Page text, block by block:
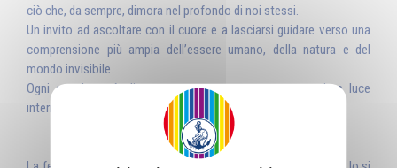
ciò che, da sempre, dimora nel profondo di noi stessi.
Un invito ad ascoltare con il cuore e a lasciarsi guidare verso una
comprensione più ampia dell’essere umano, della natura e del
mondo invisibile.
Ogni ascolto può diventare un passo verso una maggiore luce
interiore.